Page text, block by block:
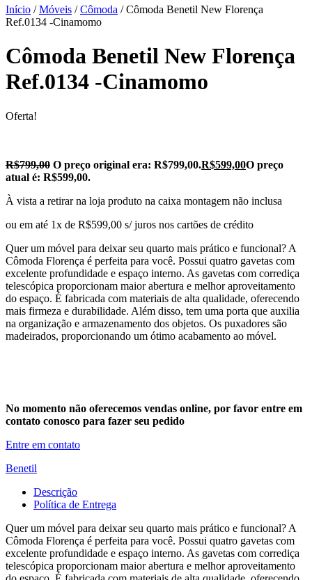
Início /Móveis /Cômoda / Cômoda Benetil New Florença
Ref.0134 -Cinamomo
Cômoda Benetil New Florença
Ref.0134 -Cinamomo
Oferta!
R$799,00 O preço original era: R$799,00.R$599,00O preço
atual é: R$599,00.
À vista a retirar na loja produto na caixa montagem não inclusa
ou em até 1x de R$599,00 s/ juros nos cartões de crédito
Quer um móvel para deixar seu quarto mais prático e funcional? A
Cômoda Florença é perfeita para você. Possui quatro gavetas com
excelente profundidade e espaço interno. As gavetas com corrediça
telescópica proporcionam maior abertura e melhor aproveitamento
do espaço. É fabricada com materiais de alta qualidade, oferecendo
mais firmeza e durabilidade. Além disso, tem uma porta que auxilia
na organização e armazenamento dos objetos. Os puxadores são
madeirados, proporcionando um ótimo acabamento ao móvel.
No momento não oferecemos vendas online, por favor entre em
contato conosco para fazer seu pedido
Entre em contato
Benetil
Descrição
Política de Entrega
Quer um móvel para deixar seu quarto mais prático e funcional? A
Cômoda Florença é perfeita para você. Possui quatro gavetas com
excelente profundidade e espaço interno. As gavetas com corrediça
telescópica proporcionam maior abertura e melhor aproveitamento